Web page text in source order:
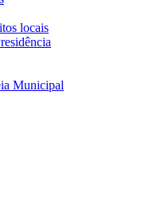
locais
Municipal